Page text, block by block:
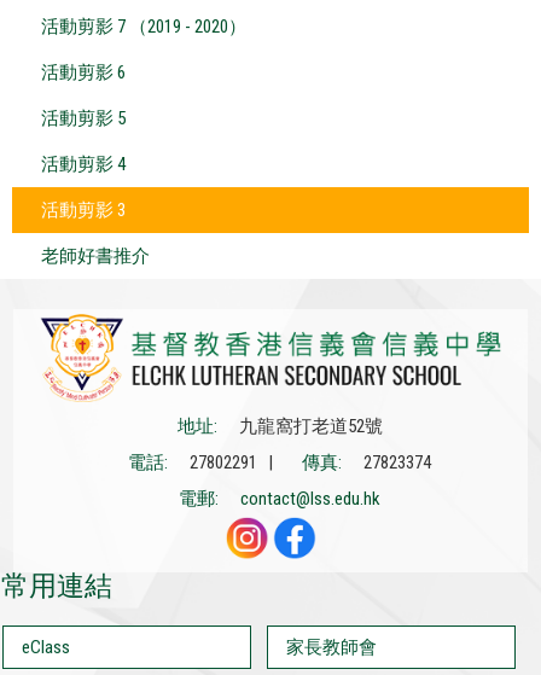
活動剪影 7 （2019 - 2020）
活動剪影 6
活動剪影 5
活動剪影 4
活動剪影 3
老師好書推介
地址:
九龍窩打老道52號
電話:
27802291 | 傳真:
27823374
電郵:
contact@lss.edu.hk
常用連結
eClass 家長教師會